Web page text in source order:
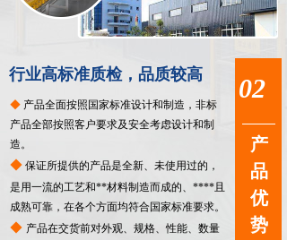
◆ 产品全面按照国家标准设计和制造，非标
产品全部按照客户要求及安全考虑设计和制
造。
◆ 保证所提供的产品是全新、未使用过的，
是用一流的工艺和**材料制造而成的、****且
成熟可靠，在各个方面均符合国家标准要求。
◆ 产品在交货前对外观、规格、性能、数量
产
品
优
势
02
行业高标准质检，品质较高